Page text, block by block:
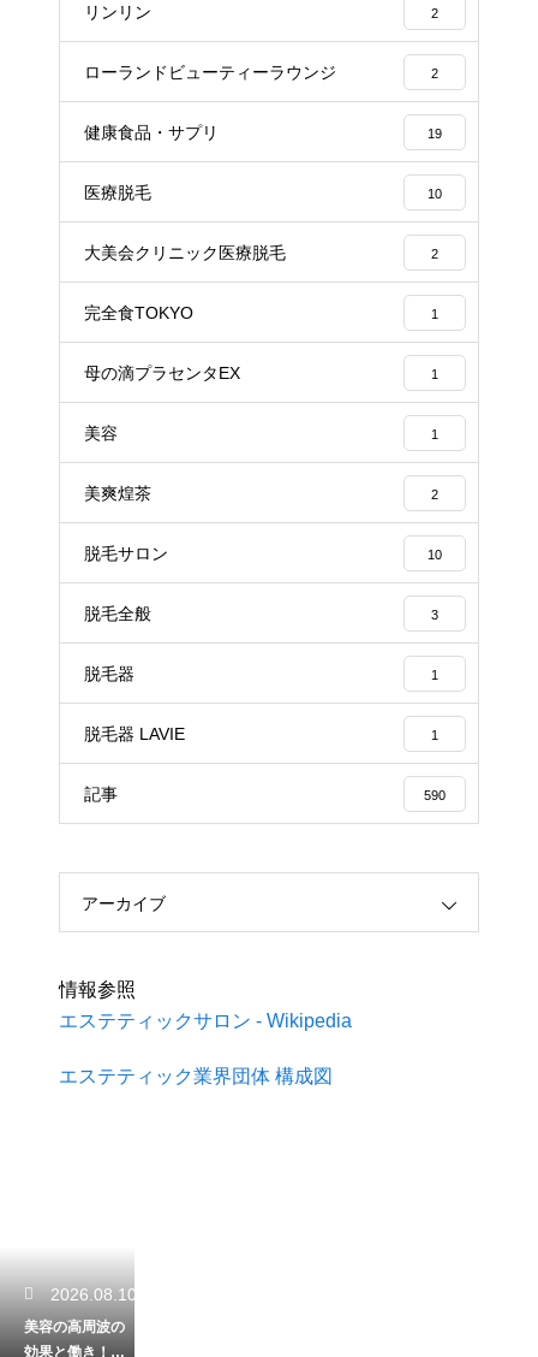
リンリン 2
ローランドビューティーラウンジ 2
健康食品・サプリ 19
医療脱毛 10
大美会クリニック医療脱毛 2
完全食TOKYO 1
母の滴プラセンタEX 1
美容 1
美爽煌茶 2
脱毛サロン 10
脱毛全般 3
脱毛器 1
脱毛器 LAVIE 1
記事 590
アーカイブ
情報参照
エステティックサロン - Wikipedia
エステティック業界団体 構成図
2026.08.10
美容の高周波の
効果と働き！ハ